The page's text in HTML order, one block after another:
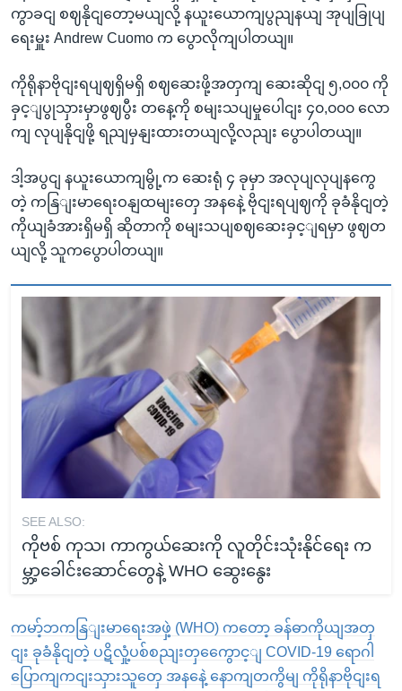
ကွာခငျ စဈနိုငျတော့မယျလို့ နယူးယောကျပွညျနယျ အုပျခြုပျ
ရေးမှူး Andrew Cuomo က ပွောလိုကျပါတယျ။
ကိုရိုနာဗိုငျးရပျဈရှိမရှိ စဈဆေးဖို့အတှကျ ဆေးဆိုငျ ၅,၀၀၀ ကို
ခှင့ျပွုသှားမှာဖွဈပွီး တနေ့ကို စမျးသပျမှုပေါငျး ၄၀,၀၀၀ လော
ကျ လုပျနိုငျဖို့ ရညျမှနျးထားတယျလို့လညျး ပွောပါတယျ။
ဒါ့အပွငျ နယူးယောကျမွို့က ဆေးရုံ ၄ ခုမှာ အလုပျလုပျနကွေ
တဲ့ ကနြျးမာရေးဝနျထမျးတှေ အနနေဲ့ ဗိုငျးရပျဈကို ခုခံနိုငျတဲ့
ကိုယျခံအားရှိမရှိ ဆိုတာကို စမျးသပျစဈဆေးခှင့ျရမှာ ဖွဈတ
ယျလို့ သူကပွောပါတယျ။
SEE ALSO:
ကိုဗစ် ကုသ၊ ကာကွယ်ဆေးကို လူတိုင်းသုံးနိုင်ရေး က
မ္ဘာ့ခေါင်းဆောင်တွေနဲ့ WHO ဆွေးနွေး
ကမာ့်ဘကနြျးမာရေးအဖှဲ့ (WHO) ကတော့ ခန်ဓာကိုယျအတှ
ငျး ခုခံနိုငျတဲ့ ပဋိလှုံ့ပစ်စညျးတှကွေောင့ျ COVID-19 ရောဂါ
ပြောကျကငျးသှားသူတှေ အနနေဲ့ နောကျတကွိမျ ကိုရိုနာဗိုငျးရ